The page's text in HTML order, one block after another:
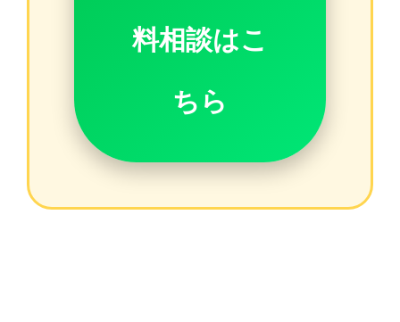
料相談はこ
ちら